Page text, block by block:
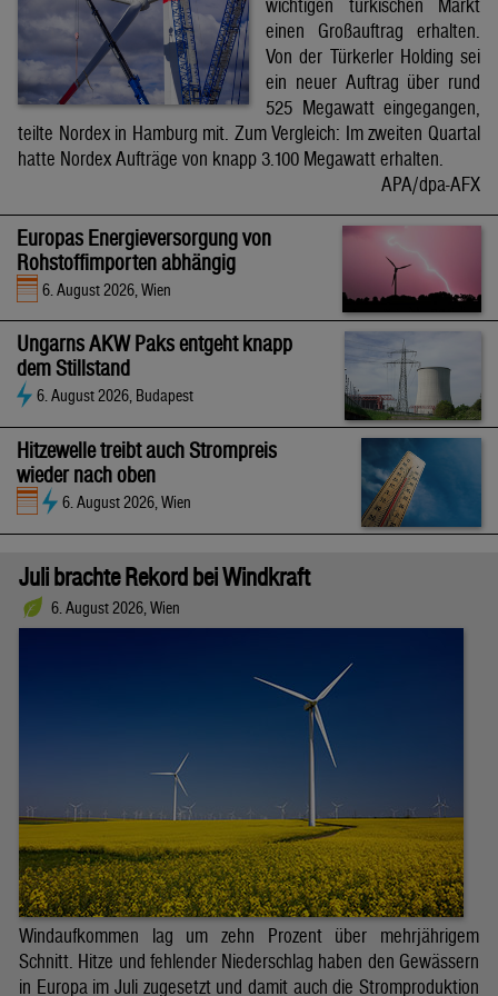
wichtigen türkischen Markt
einen Großauftrag erhalten.
Von der Türkerler Holding sei
ein neuer Auftrag über rund
525 Megawatt eingegangen,
teilte Nordex in Hamburg mit. Zum Vergleich: Im zweiten Quartal
hatte Nordex Aufträge von knapp 3.100 Megawatt erhalten.
APA/dpa-AFX
Europas Energieversorgung von
Rohstoffimporten abhängig
6. August 2026, Wien
Ungarns AKW Paks entgeht knapp
dem Stillstand
6. August 2026, Budapest
Hitzewelle treibt auch Strompreis
wieder nach oben
6. August 2026, Wien
Juli brachte Rekord bei Windkraft
6. August 2026, Wien
Windaufkommen lag um zehn Prozent über mehrjährigem
Schnitt. Hitze und fehlender Niederschlag haben den Gewässern
in Europa im Juli zugesetzt und damit auch die Stromproduktion